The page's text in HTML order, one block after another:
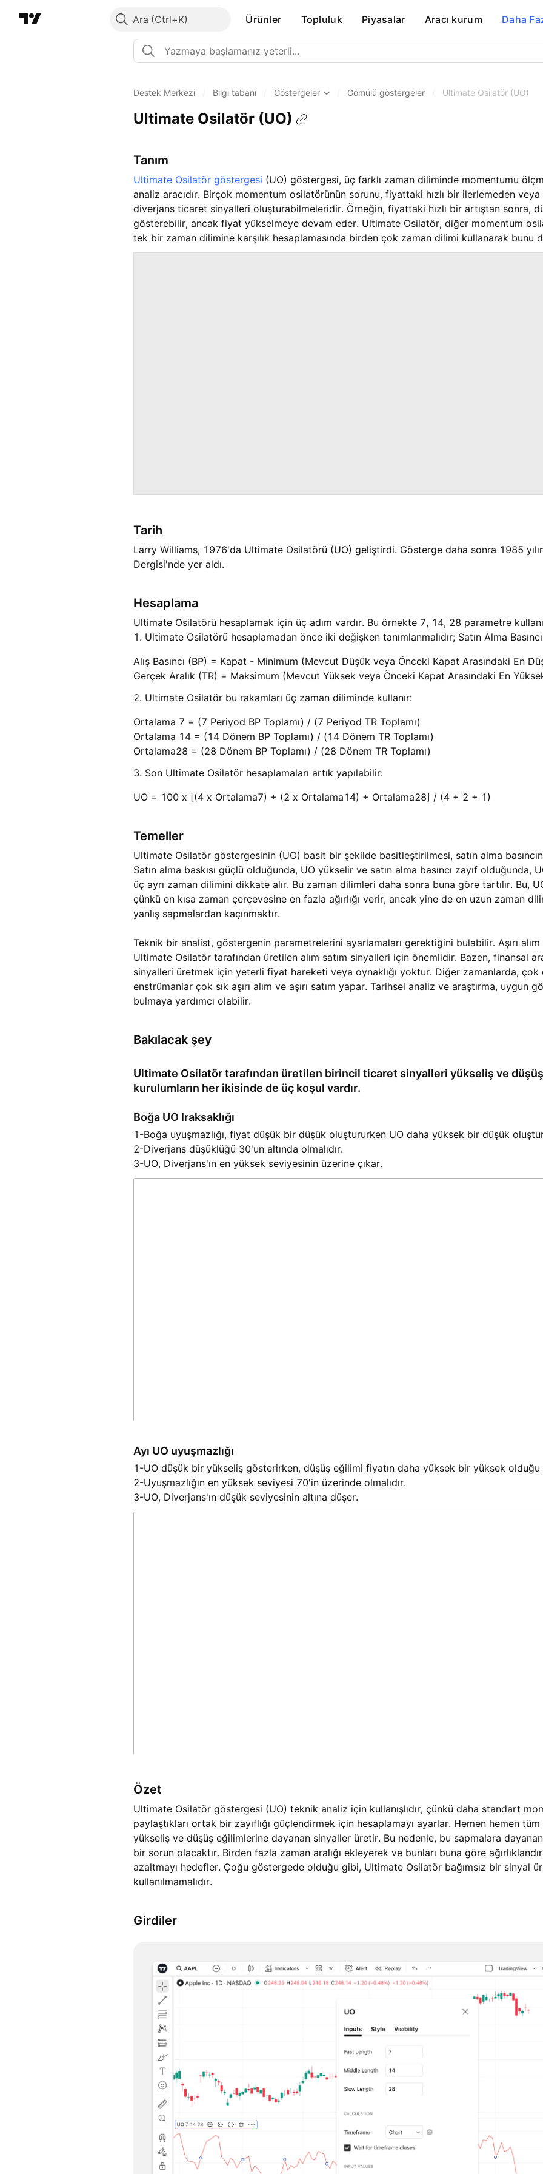
Ara Ürünler Topluluk Piyasalar Aracı kurum Daha
Destek Merkezi Bilgi tabanı Göstergeler Gömülü göstergeler Ultimate Osilatör (UO)
Ultimate Osilatör (UO)
Tanım
Ultimate Osilatör göstergesi (UO) göstergesi, üç farklı zaman diliminde momentumu
analiz aracıdır. Birçok momentum osilatörünün sorunu, fiyattaki hızlı bir ilerlemeden veya
diverjans ticaret sinyalleri oluşturabilmeleridir. Örneğin, fiyattaki hızlı bir artıştan sonra,
gösterebilir, ancak fiyat yükselmeye devam eder. Ultimate Osilatör, diğer momentum
tek bir zaman dilimine karşılık hesaplamasında birden çok zaman dilimi kullanarak bunu
Tarih
Larry Williams, 1976'da Ultimate Osilatörü (UO) geliştirdi. Gösterge daha sonra 1985
Dergisi'nde yer aldı.
Hesaplama
Ultimate Osilatörü hesaplamak için üç adım vardır. Bu örnekte 7, 14, 28 parametre
1. Ultimate Osilatörü hesaplamadan önce iki değişken tanımlanmalıdır; Satın Alma
Alış Basıncı (BP) = Kapat - Minimum (Mevcut Düşük veya Önceki Kapat Arasındaki En
Gerçek Aralık (TR) = Maksimum (Mevcut Yüksek veya Önceki Kapat Arasındaki En
2. Ultimate Osilatör bu rakamları üç zaman diliminde kullanır:
Ortalama 7 = (7 Periyod BP Toplamı) / (7 Periyod TR Toplamı)
Ortalama 14 = (14 Dönem BP Toplamı) / (14 Dönem TR Toplamı)
Ortalama28 = (28 Dönem BP Toplamı) / (28 Dönem TR Toplamı)
3. Son Ultimate Osilatör hesaplamaları artık yapılabilir:
UO = 100 x [(4 x Ortalama7) + (2 x Ortalama14) + Ortalama28] / (4 + 2 + 1)
Temeller
Ultimate Osilatör göstergesinin (UO) basit bir şekilde basitleştirilmesi, satın alma
Satın alma baskısı güçlü olduğunda, UO yükselir ve satın alma basıncı zayıf olduğunda,
üç ayrı zaman dilimini dikkate alır. Bu zaman dilimleri daha sonra buna göre tartılır. Bu,
çünkü en kısa zaman çerçevesine en fazla ağırlığı verir, ancak yine de en uzun zaman
yanlış sapmalardan kaçınmaktır.
Teknik bir analist, göstergenin parametrelerini ayarlamaları gerektiğini bulabilir. Aşırı alım
Ultimate Osilatör tarafından üretilen alım satım sinyalleri için önemlidir. Bazen, finansal
sinyalleri üretmek için yeterli fiyat hareketi veya oynaklığı yoktur. Diğer zamanlarda, çok
enstrümanlar çok sık aşırı alım ve aşırı satım yapar. Tarihsel analiz ve araştırma, uygun
bulmaya yardımcı olabilir.
Bakılacak şey
Ultimate Osilatör tarafından üretilen birincil ticaret sinyalleri yükseliş ve
kurulumların her ikisinde de üç koşul vardır.
Boğa UO Iraksaklığı
1-Boğa uyuşmazlığı, fiyat düşük bir düşük oluştururken UO daha yüksek bir düşük
2-Diverjans düşüklüğü 30'un altında olmalıdır.
3-UO, Diverjans'ın en yüksek seviyesinin üzerine çıkar.
Ayı UO uyuşmazlığı
1-UO düşük bir yükseliş gösterirken, düşüş eğilimi fiyatın daha yüksek bir yüksek olduğu
2-Uyuşmazlığın en yüksek seviyesi 70'in üzerinde olmalıdır.
3-UO, Diverjans'ın düşük seviyesinin altına düşer.
Özet
Ultimate Osilatör göstergesi (UO) teknik analiz için kullanışlıdır, çünkü daha standart
paylaştıkları ortak bir zayıflığı güçlendirmek için hesaplamayı ayarlar. Hemen hemen
yükseliş ve düşüş eğilimlerine dayanan sinyaller üretir. Bu nedenle, bu sapmalara dayanan
bir sorun olacaktır. Birden fazla zaman aralığı ekleyerek ve bunları buna göre
azaltmayı hedefler. Çoğu göstergede olduğu gibi, Ultimate Osilatör bağımsız bir sinyal
kullanılmamalıdır.
Girdiler